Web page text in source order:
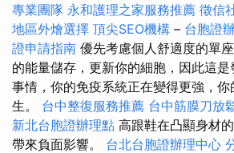
專業團隊 永和護理之家服務推薦 徵信
地區外燴選擇 頂尖SEO機構 – 台胞證
證申請指南 優先考慮個人舒適度的單
的能量儲存，更新你的細胞，因此這
事情，你的免疫系統正在變得更強，
生。 台中整復服務推薦 台中筋膜刀放
新北台胞證辦理點 高跟鞋在凸顯身材
帶來負面影響。 台北台胞證辦理中心